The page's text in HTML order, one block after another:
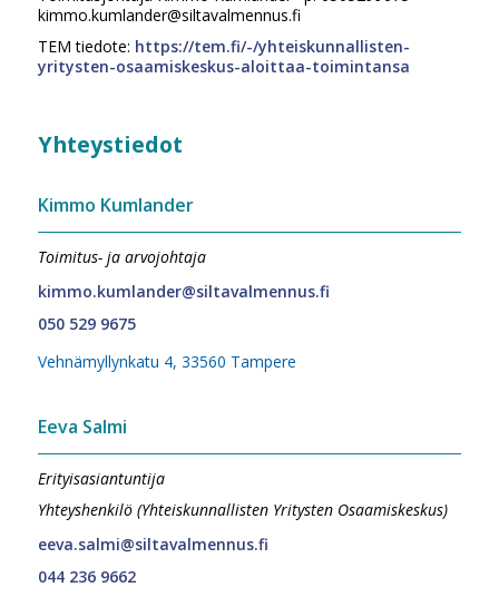
kimmo.kumlander@siltavalmennus.fi
TEM tiedote: https://tem.fi/-/yhteiskunnallisten-
yritysten-osaamiskeskus-aloittaa-toimintansa
Yhteystiedot
Kimmo Kumlander
Toimitus- ja arvojohtaja
kimmo.kumlander@siltavalmennus.fi
050 529 9675
Vehnämyllynkatu 4, 33560 Tampere
Eeva Salmi
Erityisasiantuntija
Yhteyshenkilö (Yhteiskunnallisten Yritysten Osaamiskeskus)
eeva.salmi@siltavalmennus.fi
044 236 9662